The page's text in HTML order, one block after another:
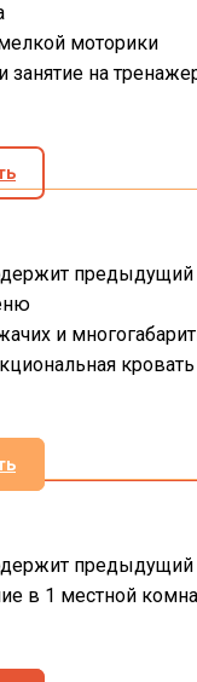
моторики
занятие на
и
в 1 местной